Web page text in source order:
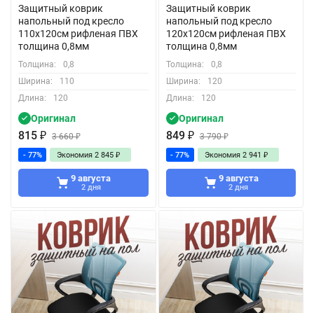
Защитный коврик
напольный под кресло
110x120см рифленая ПВХ
толщина 0,8мм
Толщина:
0,8
Ширина:
110
Длина:
120
Оригинал
815 ₽ 3 660₽
- 77% Экономия 2 845 ₽
9 августа
2 дня
Защитный коврик
напольный под кресло
120x120см рифленая ПВХ
толщина 0,8мм
Толщина:
0,8
Ширина:
120
Длина:
120
Оригинал
849 ₽ 3 790₽
- 77% Экономия 2 941 ₽
9 августа
2 дня